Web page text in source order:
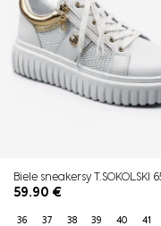
Biele sneakersy T.SOKOLSKI
59.90 €
36 37 38 39 40 41